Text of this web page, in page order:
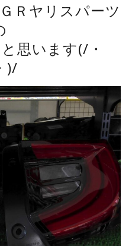
Ｒヤリスパーツ
思います(/・
)/